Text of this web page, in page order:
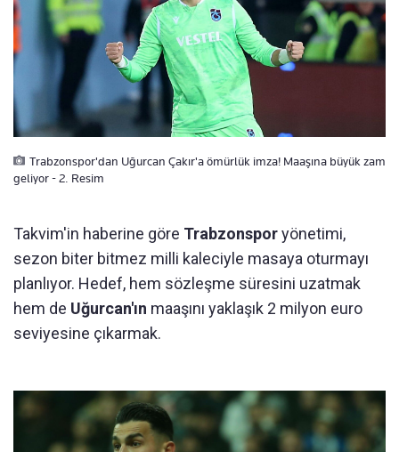
Trabzonspor'dan Uğurcan Çakır'a ömürlük imza! Maaşına büyük zam
geliyor - 2. Resim
Takvim'in haberine göre Trabzonsporyönetimi,
sezon biter bitmez milli kaleciyle masaya oturmayı
planlıyor. Hedef, hem sözleşme süresini uzatmak
hem de Uğurcan'ın maaşını yaklaşık 2 milyon euro
seviyesine çıkarmak.